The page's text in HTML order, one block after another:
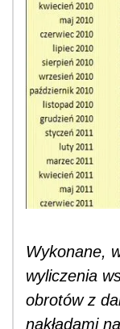
Wykonane,
wyliczenia
obrotów z
nakładami